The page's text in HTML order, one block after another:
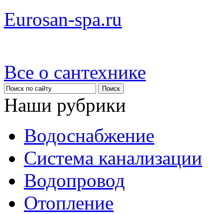
Eurosan-spa.ru
Все о сантехнике
Наши рубрики
Водоснабжение
Система канализации
Водопровод
Отопление